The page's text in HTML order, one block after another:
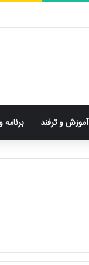
آموزش و ترفند برنامه